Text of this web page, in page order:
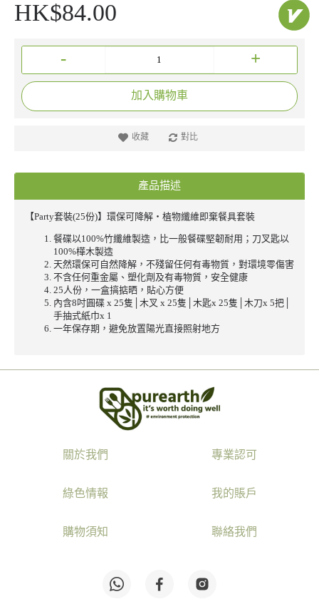
HK$84.00
- +
加入購物車
收藏 對比
產品描述
【Party套裝(25份)】環保可降解‧植物纖維即棄餐具套裝
餐碟以100%竹纖維製造，比一般餐碟堅韌耐用；刀叉匙以
100%樺木製造
天然環保可自然降解，不殘留任何有毒物質，對環境零傷害
不含任何重金屬、塑化劑及有毒物質，安全健康
25人份，一盒搞掂晒，貼心方便
內含8吋圓碟 x 25隻│木叉 x 25隻│木匙x 25隻│木刀x 5把│
手抽式紙巾x 1
一年保存期，避免放置陽光直接照射地方
關於我們 專業認可
綠色情報 我的賬戶
購物須知 聯絡我們